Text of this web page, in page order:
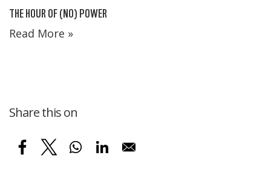
THE HOUR OF (NO) POWER
Read More »
Share this on